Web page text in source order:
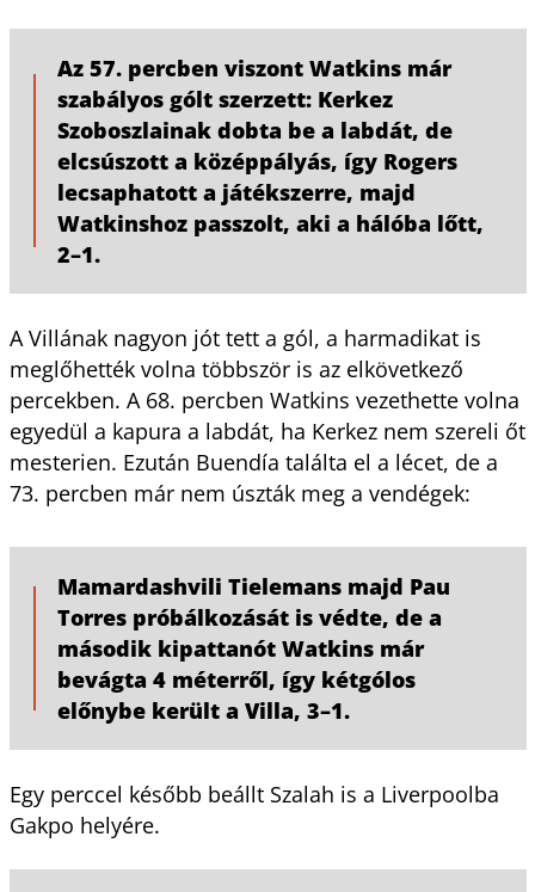
Az 57. percben viszont Watkins már
szabályos gólt szerzett: Kerkez
Szoboszlainak dobta be a labdát, de
elcsúszott a középpályás, így Rogers
lecsaphatott a játékszerre, majd
Watkinshoz passzolt, aki a hálóba lőtt,
2–1.
A Villának nagyon jót tett a gól, a harmadikat is
meglőhették volna többször is az elkövetkező
percekben. A 68. percben Watkins vezethette volna
egyedül a kapura a labdát, ha Kerkez nem szereli őt
mesterien. Ezután Buendía találta el a lécet, de a
73. percben már nem úszták meg a vendégek:
Mamardashvili Tielemans majd Pau
Torres próbálkozását is védte, de a
második kipattanót Watkins már
bevágta 4 méterről, így kétgólos
előnybe került a Villa, 3–1.
Egy perccel később beállt Szalah is a Liverpoolba
Gakpo helyére.